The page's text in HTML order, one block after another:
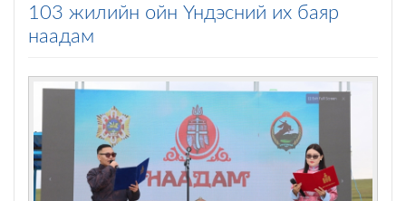
103 жилийн ойн Үндэсний их баяр
наадам